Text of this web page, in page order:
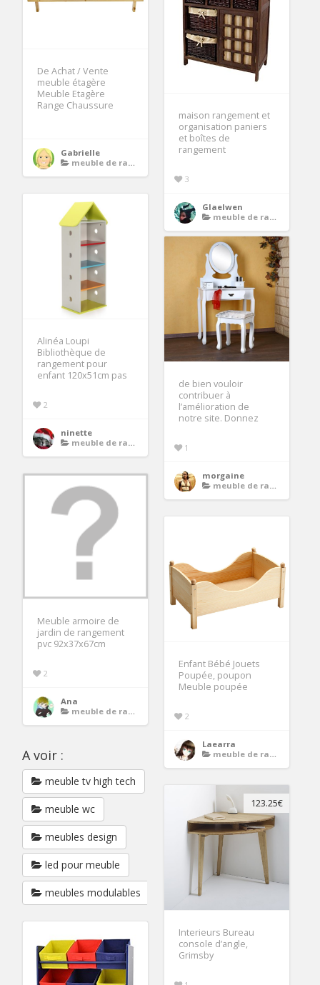
De Achat / Vente
meuble étagère
Meuble Etagère
Range Chaussure
Gabrielle
meuble de rangement
maison rangement et
organisation paniers
et boîtes de
rangement
3
Glaelwen
meuble de rangement
Alinéa Loupi
Bibliothèque de
rangement pour
enfant 120x51cm pas
2
ninette
meuble de rangement
de bien vouloir
contribuer à
l’amélioration de
notre site. Donnez
1
morgaine
meuble de rangement
Meuble armoire de
jardin de rangement
pvc 92x37x67cm
2
Ana
meuble de rangement
Enfant Bébé Jouets
Poupée, poupon
Meuble poupée
2
Laearra
meuble de rangement
A voir :
meuble tv high tech
meuble wc
meubles design
led pour meuble
meubles modulables
123.25€
Interieurs Bureau
console d’angle,
Grimsby